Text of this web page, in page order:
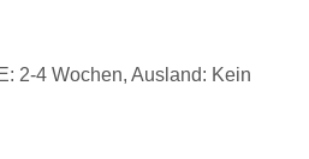
2-4 Wochen, Ausland: Kein